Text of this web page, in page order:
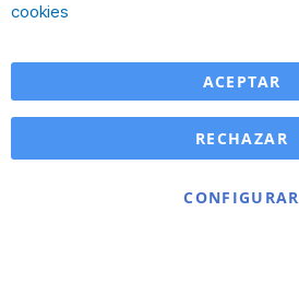
cookies
ACEPTAR
CONFIGURAR
RECHAZAR